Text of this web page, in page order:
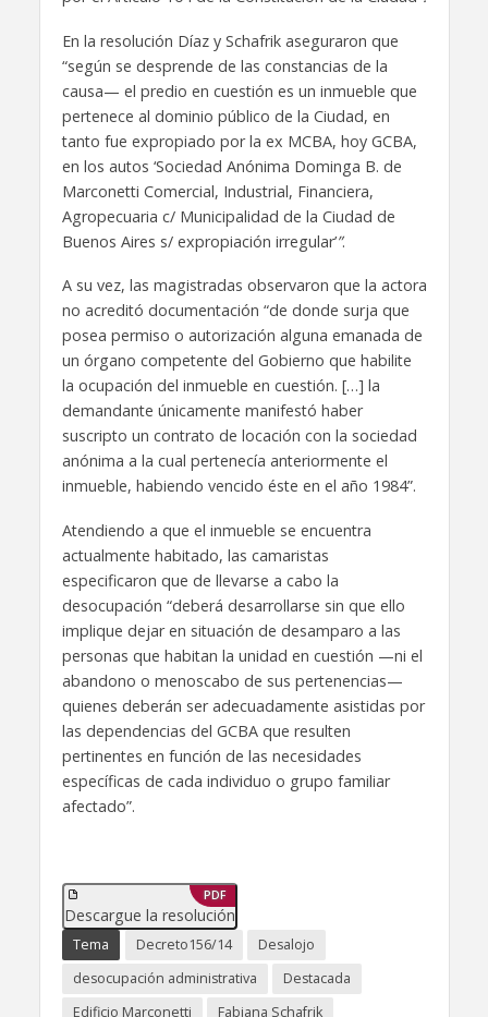
En la resolución Díaz y Schafrik aseguraron que
“según se desprende de las constancias de la
causa— el predio en cuestión es un inmueble que
pertenece al dominio público de la Ciudad, en
tanto fue expropiado por la ex MCBA, hoy GCBA,
en los autos ‘Sociedad Anónima Dominga B. de
Marconetti Comercial, Industrial, Financiera,
Agropecuaria c/ Municipalidad de la Ciudad de
Buenos Aires s/ expropiación irregular’”.
A su vez, las magistradas observaron que la actora
no acreditó documentación “de donde surja que
posea permiso o autorización alguna emanada de
un órgano competente del Gobierno que habilite
la ocupación del inmueble en cuestión. […] la
demandante únicamente manifestó haber
suscripto un contrato de locación con la sociedad
anónima a la cual pertenecía anteriormente el
inmueble, habiendo vencido éste en el año 1984”.
Atendiendo a que el inmueble se encuentra
actualmente habitado, las camaristas
especificaron que de llevarse a cabo la
desocupación “deberá desarrollarse sin que ello
implique dejar en situación de desamparo a las
personas que habitan la unidad en cuestión —ni el
abandono o menoscabo de sus pertenencias—
quienes deberán ser adecuadamente asistidas por
las dependencias del GCBA que resulten
pertinentes en función de las necesidades
específicas de cada individuo o grupo familiar
afectado”.
Descargue la resolución
PDF
Tema Decreto156/14
Desalojo
desocupación administrativa
Destacada
Edificio Marconetti
Fabiana Schafrik